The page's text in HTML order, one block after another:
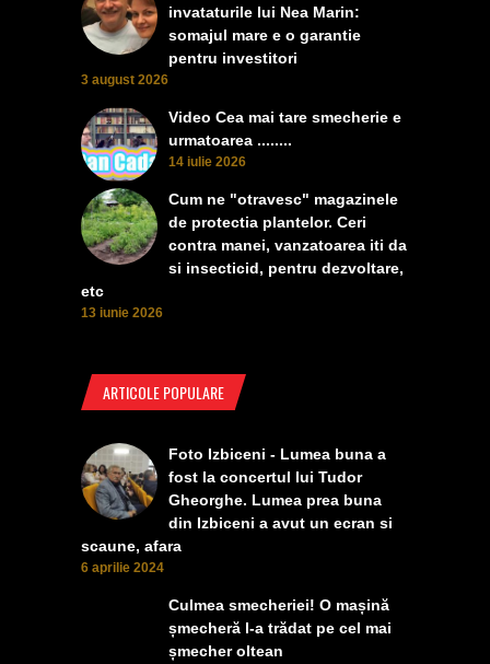
invataturile lui Nea Marin:
somajul mare e o garantie
pentru investitori
3 august 2026
Video Cea mai tare smecherie e
urmatoarea ........
14 iulie 2026
Cum ne "otravesc" magazinele
de protectia plantelor. Ceri
contra manei, vanzatoarea iti da
si insecticid, pentru dezvoltare,
etc
13 iunie 2026
ARTICOLE POPULARE
Foto Izbiceni - Lumea buna a
fost la concertul lui Tudor
Gheorghe. Lumea prea buna
din Izbiceni a avut un ecran si
scaune, afara
6 aprilie 2024
Culmea smecheriei! O mașină
șmecheră l-a trădat pe cel mai
șmecher oltean